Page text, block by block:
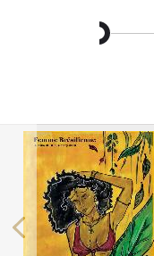
Previous